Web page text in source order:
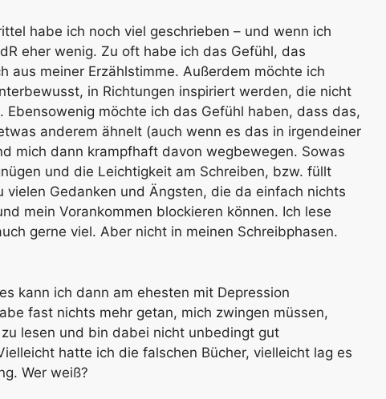
habe ich noch viel geschrieben – und wenn ich
eher wenig. Zu oft habe ich das Gefühl, das
aus meiner Erzählstimme. Außerdem möchte ich
in Richtungen inspiriert werden, die nicht
Ebensowenig möchte ich das Gefühl haben, dass das,
anderem ähnelt (auch wenn es das in irgendeiner
mich dann krampfhaft davon wegbewegen. Sowas
und die Leichtigkeit am Schreiben, bzw. füllt
vielen Gedanken und Ängsten, die da einfach nichts
mein Vorankommen blockieren können. Ich lese
gerne viel. Aber nicht in meinen Schreibphasen.
kann ich dann am ehesten mit Depression
fast nichts mehr getan, mich zwingen müssen,
lesen und bin dabei nicht unbedingt gut
hatte ich die falschen Bücher, vielleicht lag es
Wer weiß?